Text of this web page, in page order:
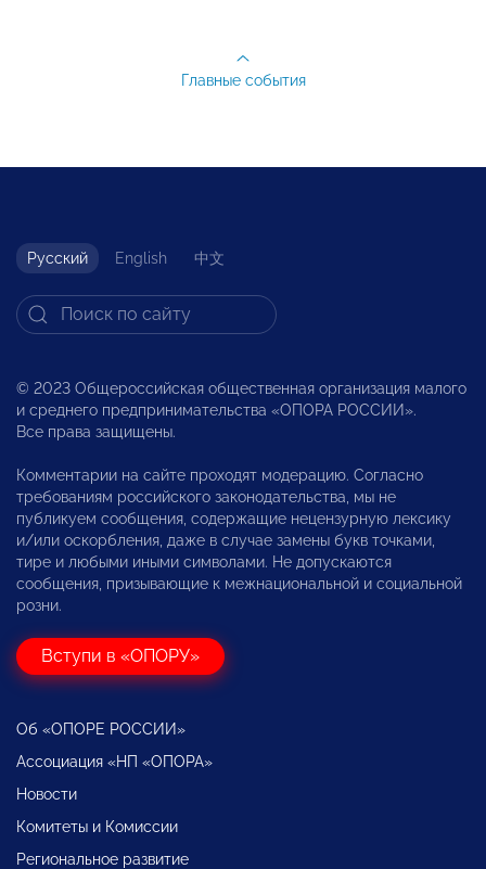
Главные события
Русский English 中文
© 2023 Общероссийская общественная организация малого
и среднего предпринимательства «ОПОРА РОССИИ».
Все права защищены.
Комментарии на сайте проходят модерацию. Согласно
требованиям российского законодательства, мы не
публикуем сообщения, содержащие нецензурную лексику
и/или оскорбления, даже в случае замены букв точками,
тире и любыми иными символами. Не допускаются
сообщения, призывающие к межнациональной и социальной
розни.
Вступи в «ОПОРУ»
Об «ОПОРЕ РОССИИ»
Ассоциация «НП «ОПОРА»
Новости
Комитеты и Комиссии
Региональное развитие